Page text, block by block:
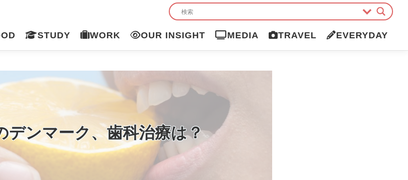
STUDY WORK OUR INSIGHT MEDIA TRAVEL EVERYDAY
デンマーク、歯科治療は？